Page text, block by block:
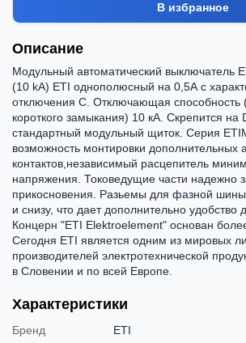
В избранное
Описание
Модульный автоматический выключатель
(10 kA) ETI однополюсный на 0,5А с
отключения С. Отключающая способность
короткого замыкания) 10 кА. Скрепится на
стандартный модульный щиток. Серия
возможность монтировки дополнительных
контактов,независимый расцепитель
напряжения. Токоведущие части надежно
прикосновения. Разьемы для фазной шины
и снизу, что дает дополнительно удобство
Концерн "ETI Elektroelement" основан
Сегодня ETI является одним из мировых
производителей электротехнической
в Словении и по всей Европе.
Характеристики
Бренд
ETI